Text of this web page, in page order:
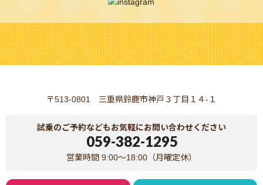
〒513-0801 三重県鈴鹿市神戸３丁目１４-１
試乗のご予約などもお気軽にお問い合わせください
059-382-1295
営業時間 9:00～18:00（月曜定休）